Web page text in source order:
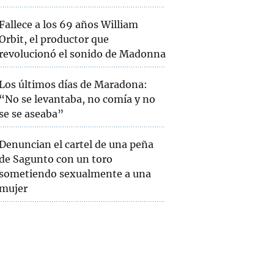
a los 69 años William
el productor que
el sonido de Madonna
últimos días de Maradona:
“No se levantaba, no comía y no
se aseaba”
el cartel de una peña
Sagunto con un toro
sexualmente a una